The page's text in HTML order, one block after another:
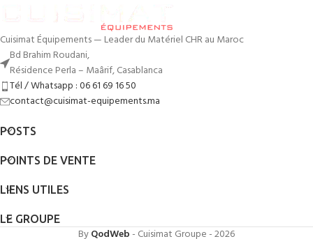
Cuisimat Équipements — Leader du Matériel CHR au Maroc
Bd Brahim Roudani,
Résidence Perla – Maârif, Casablanca
Tél / Whatsapp : 06 61 69 16 50
contact@cuisimat-equipements.ma
POSTS
POINTS DE VENTE
LIENS UTILES
LE GROUPE
ByQodWeb- Cuisimat Groupe - 2026